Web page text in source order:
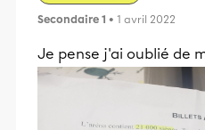
Secondaire 1 • 1 avril 2022
Je pense j'ai oublié de